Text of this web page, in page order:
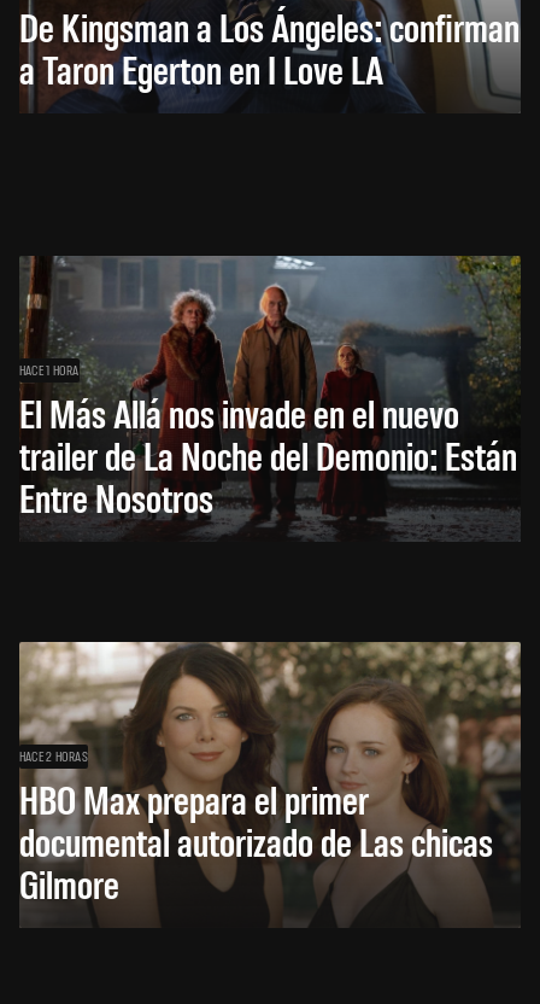
De Kingsman a Los Ángeles: confirman
a Taron Egerton en I Love LA
HACE 1 HORA
El Más Allá nos invade en el nuevo
trailer de La Noche del Demonio: Están
Entre Nosotros
HACE 2 HORAS
HBO Max prepara el primer
documental autorizado de Las chicas
Gilmore